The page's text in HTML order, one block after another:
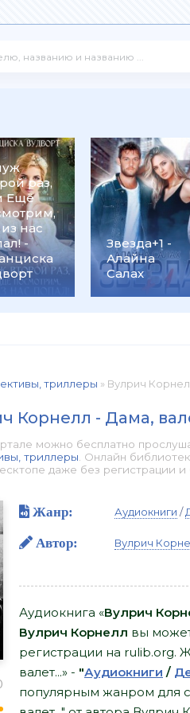
раз,
Ещё
нас
-
Звезда+1 -
Алайна
Салах
триллеры » Вулрич
Корнелл - Дама,
можно бесплатно
триллеры . Онлайн
даже без регистрации
Жанр: Аудиокниги /
Автор: Вулрич
Аудиокнига «Вулрич
Вулрич Корнелл вы
регистрации на rulib.org.
валет...» - "Аудиокниги /
популярным жанром для